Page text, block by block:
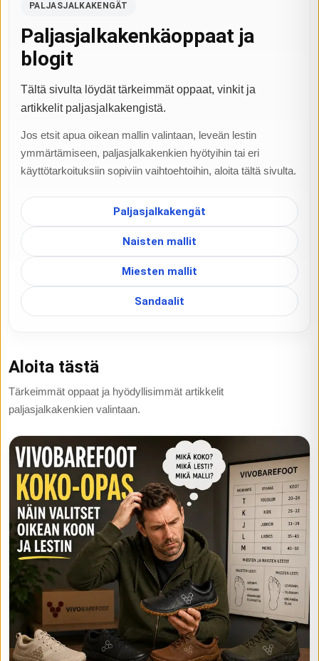
PALJASJALKAKENGÄT
Paljasjalkakenkäoppaat ja
blogit
Tältä sivulta löydät tärkeimmät oppaat, vinkit ja
artikkelit paljasjalkakengistä.
Jos etsit apua oikean mallin valintaan, leveän lestin
ymmärtämiseen, paljasjalkakenkien hyötyihin tai eri
käyttötarkoituksiin sopiviin vaihtoehtoihin, aloita tältä sivulta.
Paljasjalkakengät
Naisten mallit
Miesten mallit
Sandaalit
Aloita tästä
Tärkeimmät oppaat ja hyödyllisimmät artikkelit
paljasjalkakenkien valintaan.